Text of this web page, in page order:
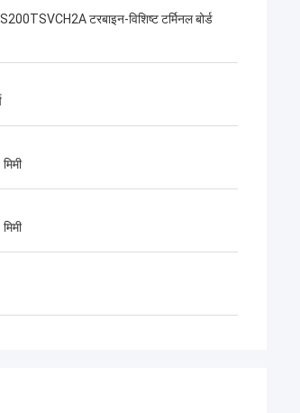
टरबाइन-विशिष्ट टर्मिनल बोर्ड